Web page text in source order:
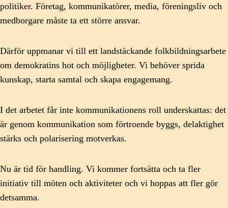
politiker. Företag, kommunikatörer, media, föreningsliv och
medborgare måste ta ett större ansvar.
Därför uppmanar vi till ett landstäckande folkbildningsarbete
om demokratins hot och möjligheter. Vi behöver sprida
kunskap, starta samtal och skapa engagemang.
I det arbetet får inte kommunikationens roll underskattas: det
är genom kommunikation som förtroende byggs, delaktighet
stärks och polarisering motverkas.
Nu är tid för handling. Vi kommer fortsätta och ta fler
initiativ till möten och aktiviteter och vi hoppas att fler gör
detsamma.